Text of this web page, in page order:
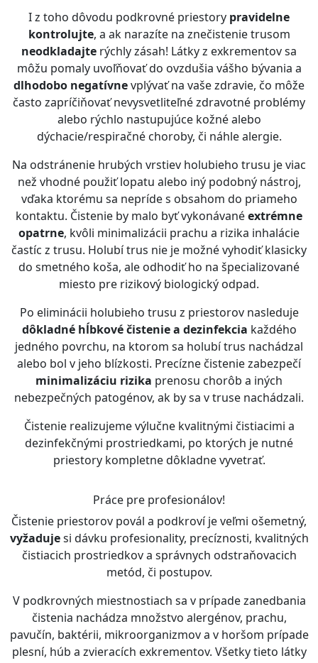
I z toho dôvodu podkrovné priestory pravidelne
kontrolujte, a ak narazíte na znečistenie trusom
neodkladajte rýchly zásah! Látky z exkrementov sa
môžu pomaly uvoľňovať do ovzdušia vášho bývania a
dlhodobo negatívnevplývať na vaše zdravie, čo môže
často zapríčiňovať nevysvetliteľné zdravotné problémy
alebo rýchlo nastupujúce kožné alebo
dýchacie/respiračné choroby, či náhle alergie.
Na odstránenie hrubých vrstiev holubieho trusu je viac
než vhodné použiť lopatu alebo iný podobný nástroj,
vďaka ktorému sa nepríde s obsahom do priameho
kontaktu. Čistenie by malo byť vykonávanéextrémne
opatrne, kvôli minimalizácii prachu a rizika inhalácie
častíc z trusu. Holubí trus nie je možné vyhodiť klasicky
do smetného koša, ale odhodiť ho na špecializované
miesto pre rizikový biologický odpad.
Po eliminácii holubieho trusu z priestorov nasleduje
dôkladné hĺbkové čistenie a dezinfekcia každého
jedného povrchu, na ktorom sa holubí trus nachádzal
alebo bol v jeho blízkosti. Precízne čistenie zabezpečí
minimalizáciu rizika prenosu chorôb a iných
nebezpečných patogénov, ak by sa v truse nachádzali.
Čistenie realizujeme výlučne kvalitnými čistiacimi a
dezinfekčnými prostriedkami, po ktorých je nutné
priestory kompletne dôkladne vyvetrať.
Práce pre profesionálov!
Čistenie priestorov povál a podkroví je veľmi ošemetný,
vyžadujesi dávku profesionality, precíznosti, kvalitných
čistiacich prostriedkov a správnych odstraňovacich
metód, či postupov.
V podkrovných miestnostiach sa v prípade zanedbania
čistenia nachádza množstvo alergénov, prachu,
pavučín, baktérii, mikroorganizmov a v horšom prípade
plesní, húb a zvieracích exkrementov. Všetky tieto látky